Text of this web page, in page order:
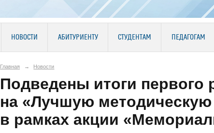
НОВОСТИ АБИТУРИЕНТУ СТУДЕНТАМ ПЕДАГОГАМ
Главная → Новости
Подведены итоги первого
на «Лучшую методическую
в рамках акции